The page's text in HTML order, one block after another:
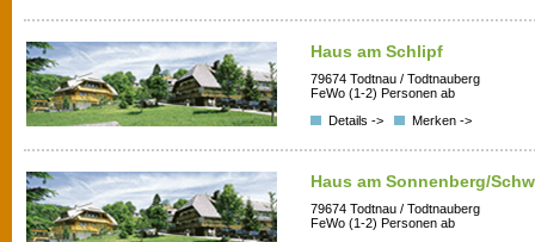
Haus am Schlipf
79674 Todtnau / Todtnauberg
FeWo (1-2) Personen ab
Details ->
Merken ->
Haus am Sonnenberg/
79674 Todtnau / Todtnauberg
FeWo (1-2) Personen ab